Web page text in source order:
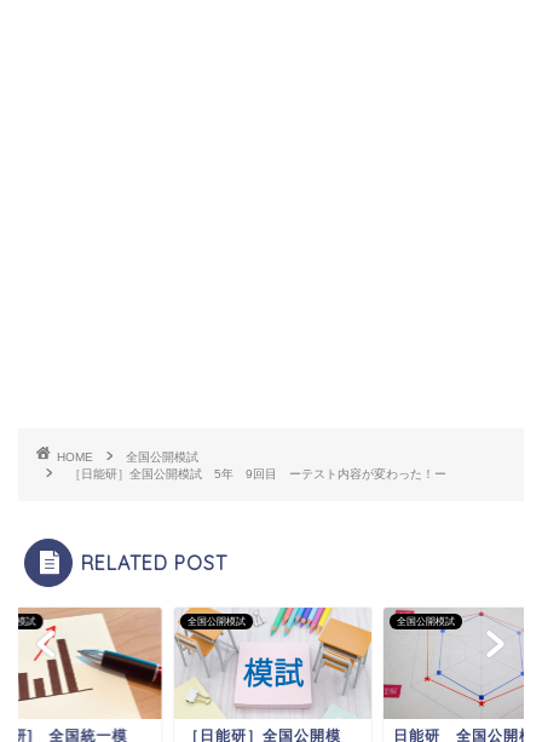
HOME
全国公開模試
［日能研］全国公開模試 5年 9回目 ーテスト内容が変わった！ー
RELATED POST
開模試
研] 全国統一模
全国公開模試
［日能研］全国公開模
全国公開模試
日能研 全国公開模